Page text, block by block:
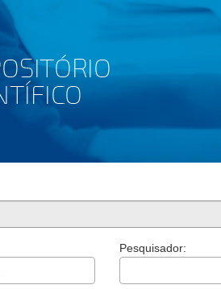
Pesquisador: